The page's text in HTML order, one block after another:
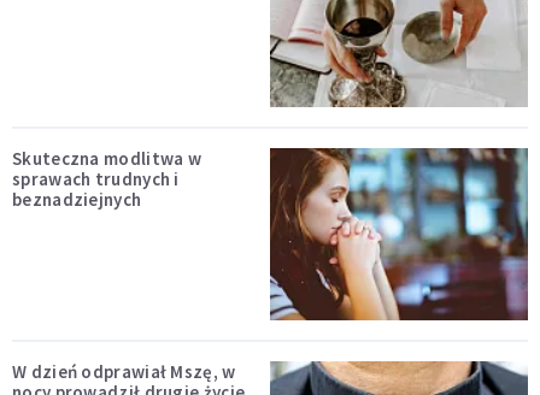
Skuteczna modlitwa w
sprawach trudnych i
beznadziejnych
W dzień odprawiał Mszę, w